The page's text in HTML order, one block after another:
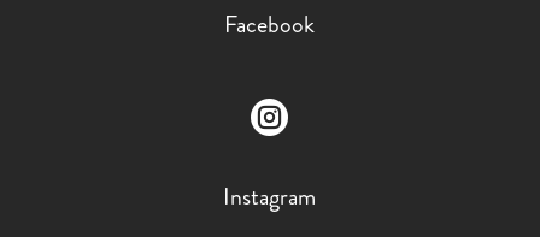
Facebook

Instagram